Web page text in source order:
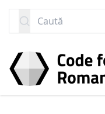
Caută